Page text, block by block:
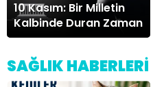
10 Kasım: Bir Milletin
Kalbinde Duran Zaman
SAĞLIK HABERLERİ